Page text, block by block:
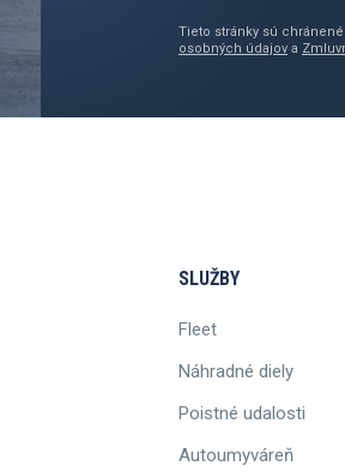
Tieto stránky sú
osobných údajov a
SLUŽBY
Fleet
Náhradné diely
Poistné udalosti
Autoumyváreň